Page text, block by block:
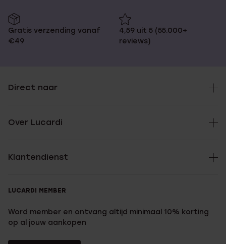
Gratis verzending vanaf
€49
4,59 uit 5 (55.000+
reviews)
Direct naar
Over Lucardi
Klantendienst
LUCARDI MEMBER
Word member en ontvang altijd minimaal 10% korting
op al jouw aankopen